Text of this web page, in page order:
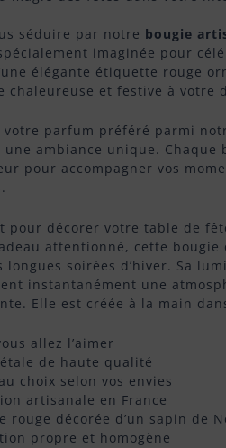
séduire par notre bougie
imaginée pour
élégante étiquette rouge
chaleureuse et festive à votre
votre parfum préféré parmi
une ambiance unique. Chaque
pour accompagner vos
pour décorer votre table de
attentionné, cette bougie
longues soirées d’hiver. Sa
instantanément une
Elle est créée à la main
allez l’aimer
de haute qualité
choix selon vos envies
artisanale en France
rouge décorée d’un sapin de
propre et homogène